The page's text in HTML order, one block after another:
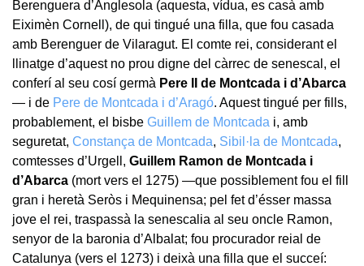
Berenguera d’Anglesola (aquesta, vídua, es casà amb
Eiximèn Cornell), de qui tingué una filla, que fou casada
amb Berenguer de Vilaragut. El comte rei, considerant el
llinatge d’aquest no prou digne del càrrec de senescal, el
conferí al seu cosí germà Pere II de Montcada i d’Abarca
— i de Pere de Montcada i d’Aragó. Aquest tingué per fills,
probablement, el bisbe Guillem de Montcada i, amb
seguretat, Constança de Montcada, Sibil·la de Montcada,
comtesses d’Urgell, Guillem Ramon de Montcada i
d’Abarca (mort vers el 1275) —que possiblement fou el fill
gran i heretà Seròs i Mequinensa; pel fet d’ésser massa
jove el rei, traspassà la senescalia al seu oncle Ramon,
senyor de la baronia d’Albalat; fou procurador reial de
Catalunya (vers el 1273) i deixà una filla que el succeí: